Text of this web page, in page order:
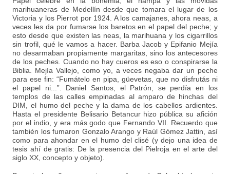
marihuaneras de Medellín desde que tomara el lugar de los
Victoria y los Pierrot por 1924. A los camajanes, ahora neas, a
veces les da por fumarse los baretos en el papel del peche; y
esto desde que existen las neas, la marihuana y los cigarrillos
sin trofil, qué le vamos a hacer. Barba Jacob y Epifanio Mejía
no desarmaban propiamente margaritas, sino los antecesores
de los peches. Cuando no hay cueros es eso o conspirarse la
Biblia. Mejía Vallejo, como yo, a veces negaba dar un peche
para ese fin: “Fumátelo en pipa, güevetas, que no disfrutás ni
el papel ni...”. Daniel Santos, el Patrón, se perdía en los
templos de las calles empinadas al amparo de hinchas del
DIM, el humo del peche y la dama de los cabellos ardientes.
Hasta el presidente Belisario Betancur hizo pública su afición
por el indio, y era más godo que Fernando VII. Recuerdo que
también los fumaron Gonzalo Arango y Raúl Gómez Jattin, así
como para ahondar en el humo del clisé (y dejo una idea de
tesis ahí de gratis: De la presencia del Pielroja en el arte del
siglo XX, concepto y objeto).